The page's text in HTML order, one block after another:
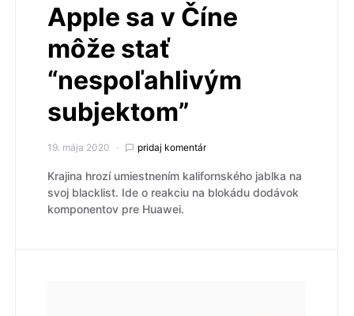
Apple sa v Číne
môže stať
“nespoľahlivým
subjektom”
19. mája 2020 pridaj komentár
Krajina hrozí umiestnením kalifornského jablka na
svoj blacklist. Ide o reakciu na blokádu dodávok
komponentov pre Huawei.